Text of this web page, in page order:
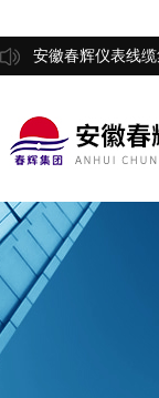
安徽春辉仪表线